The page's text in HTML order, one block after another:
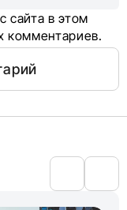
сайта в этом
комментариев.